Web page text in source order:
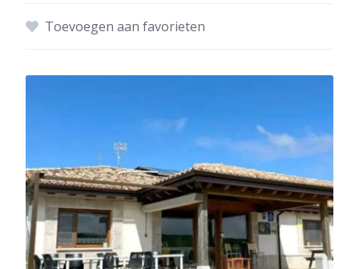
Toevoegen aan favorieten